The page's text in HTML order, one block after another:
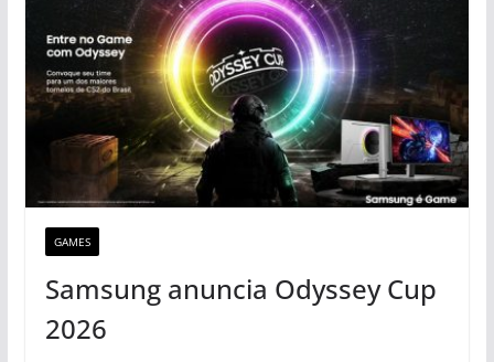
GAMES
Samsung anuncia Odyssey Cup
2026